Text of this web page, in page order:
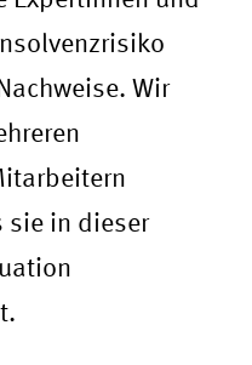
Wir
sie in dieser